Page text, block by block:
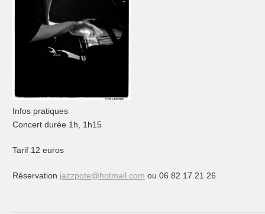
Infos pratiques
Concert durée 1h, 1h15
Tarif 12 euros
Réservation jazzpote@hotmail.com ou 06 82 17 21 26